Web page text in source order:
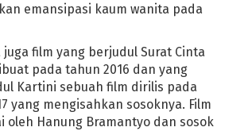
emansipasi kaum wanita pada
juga film yang berjudul Surat Cinta
pada tahun 2016 dan yang
Kartini sebuah film dirilis pada
yang mengisahkan sosoknya. Film
oleh Hanung Bramantyo dan sosok